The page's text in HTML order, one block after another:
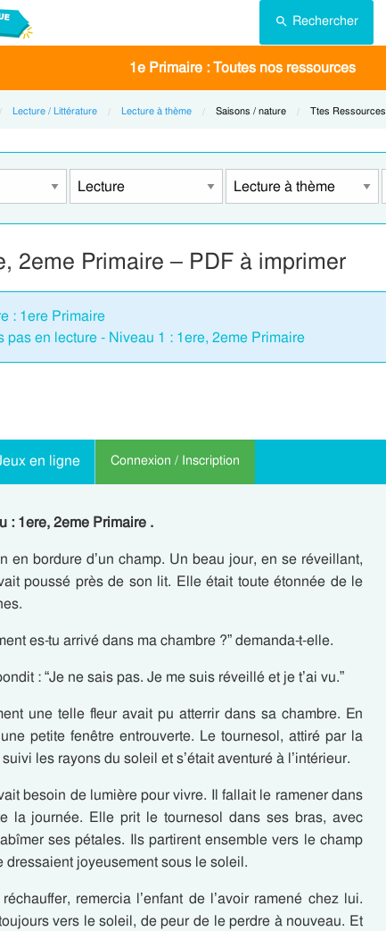
Rechercher
1e Primaire : Toutes nos ressources
Lecture / Littérature Lecture à thème Current:
Saisons / nature Current:
Ttes Ressources
2eme Primaire – PDF à imprimer
: 1ere Primaire
pas en lecture - Niveau 1 : 1ere, 2eme Primaire
en ligne Connexion / Inscription
: 1ere, 2eme Primaire .
en bordure d’un champ. Un beau jour, en se réveillant,
poussé près de son lit. Elle était toute étonnée de le
es-tu arrivé dans ma chambre ?” demanda-t-elle.
: “Je ne sais pas. Je me suis réveillé et je t’ai vu.”
une telle fleur avait pu atterrir dans sa chambre. En
petite fenêtre entrouverte. Le tournesol, attiré par la
les rayons du soleil et s’était aventuré à l’intérieur.
besoin de lumière pour vivre. Il fallait le ramener dans
la journée. Elle prit le tournesol dans ses bras, avec
ses pétales. Ils partirent ensemble vers le champ
dressaient joyeusement sous le soleil.
remercia l’enfant de l’avoir ramené chez lui.
vers le soleil, de peur de le perdre à nouveau. Et